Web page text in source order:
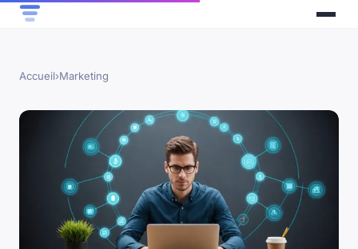
Accueil›Marketing